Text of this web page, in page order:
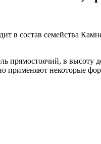
в состав семейства
прямостоячий, в
применяют некоторые